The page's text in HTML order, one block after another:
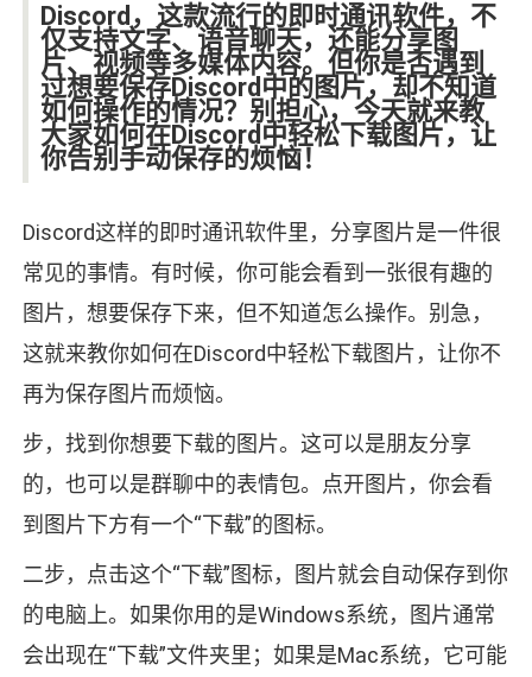
Discord，这款流行的即时通讯软件，不
仅支持文字、语音聊天，还能分享图
片、视频等多媒体内容。但你是否遇到
过想要保存Discord中的图片，却不知道
如何操作的情况？别担心，今天就来教
大家如何在Discord中轻松下载图片，让
你告别手动保存的烦恼！
Discord这样的即时通讯软件里，分享图片是一件很
常见的事情。有时候，你可能会看到一张很有趣的
图片，想要保存下来，但不知道怎么操作。别急，
这就来教你如何在Discord中轻松下载图片，让你不
再为保存图片而烦恼。
步，找到你想要下载的图片。这可以是朋友分享
的，也可以是群聊中的表情包。点开图片，你会看
到图片下方有一个“下载”的图标。
二步，点击这个“下载”图标，图片就会自动保存到你
的电脑上。如果你用的是Windows系统，图片通常
会出现在“下载”文件夹里；如果是Mac系统，它可能